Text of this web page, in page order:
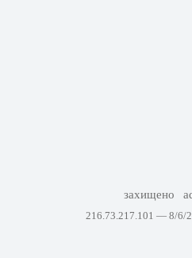
захищено
216.73.217.101 — 8/6/